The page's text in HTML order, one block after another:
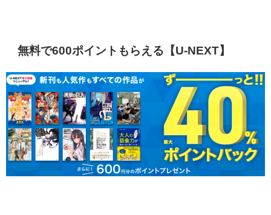
無料で600ポイントもらえる【U-NEXT】